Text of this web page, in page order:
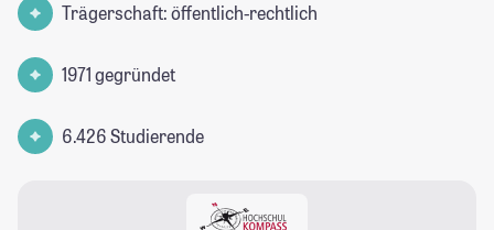
Trägerschaft: öffentlich-rechtlich
1971 gegründet
6.426 Studierende